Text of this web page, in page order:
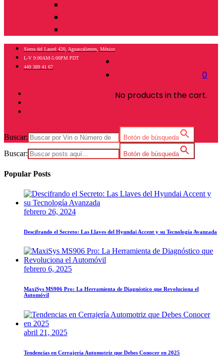
0
No products in the cart.
Sierra del Laurel 420, Aguascalientes, México
L-V 9:00AM-5:00PM PDT
449 389 41 67
Buscar: Botón de búsqueda
Buscar: Botón de búsqueda
Popular Posts
febrero 26, 2024
Descifrando el Secreto: Las Llaves del Hyundai Accent y su Tecnología Avanzada
febrero 6, 2025
MaxiSys MS906 Pro: La Herramienta de Diagnóstico que Revoluciona el
Automóvil
abril 21, 2025
Tendencias en Cerrajería Automotriz que Debes Conocer en 2025